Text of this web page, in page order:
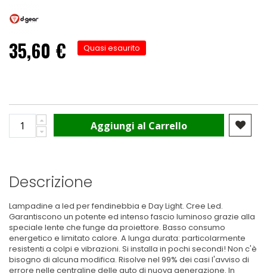
35,60 € Quasi esaurito
Aggiungi al Carrello
Descrizione
Lampadine a led per fendinebbia e Day Light. Cree Led.
Garantiscono un potente ed intenso fascio luminoso grazie alla
speciale lente che funge da proiettore. Basso consumo
energetico e limitato calore. A lunga durata: particolarmente
resistenti a colpi e vibrazioni. Si installa in pochi secondi! Non c'è
bisogno di alcuna modifica. Risolve nel 99% dei casi l'avviso di
errore nelle centraline delle auto di nuova generazione. In